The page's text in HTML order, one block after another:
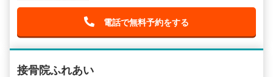
電話で無料予約をする
接骨院ふれあい